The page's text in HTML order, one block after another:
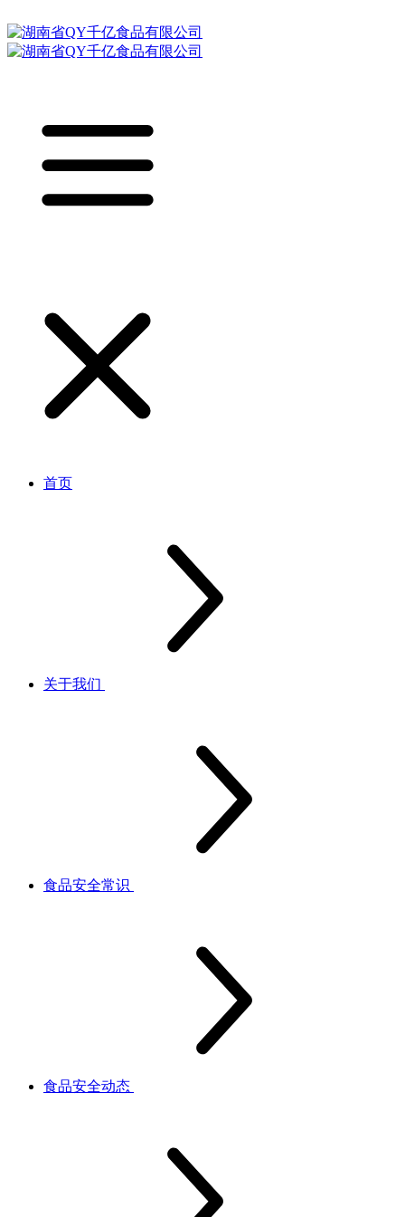
首页
关于我们
食品安全常识
食品安全动态